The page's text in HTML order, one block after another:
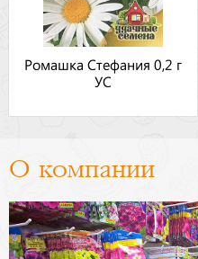
Ромашка Стефания 0,2 г
УС
О компании